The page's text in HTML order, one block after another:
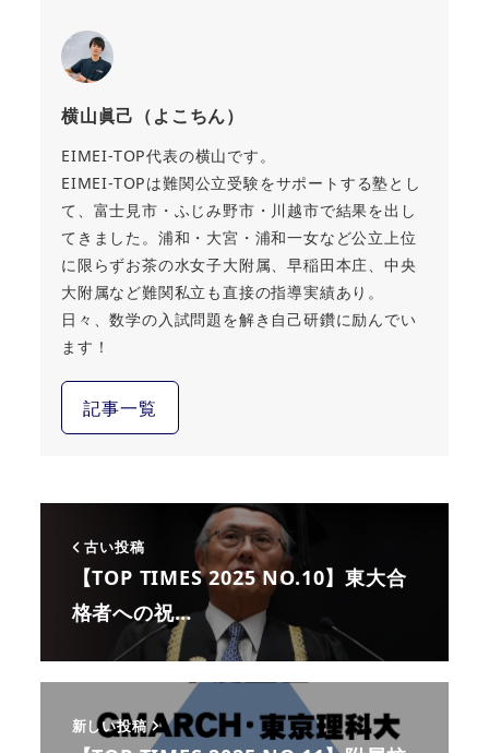
横山眞己（よこちん）
EIMEI-TOP代表の横山です。
EIMEI-TOPは難関公立受験をサポートする塾とし
て、富士見市・ふじみ野市・川越市で結果を出し
てきました。浦和・大宮・浦和一女など公立上位
に限らずお茶の水女子大附属、早稲田本庄、中央
大附属など難関私立も直接の指導実績あり。
日々、数学の入試問題を解き自己研鑽に励んでい
ます！
記事一覧
古い投稿
【TOP TIMES 2025 NO.10】東大合
格者への祝…
新しい投稿